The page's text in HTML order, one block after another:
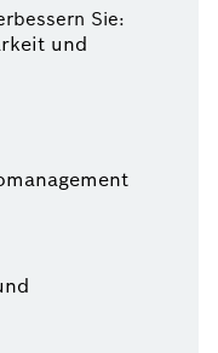
Sie:
und